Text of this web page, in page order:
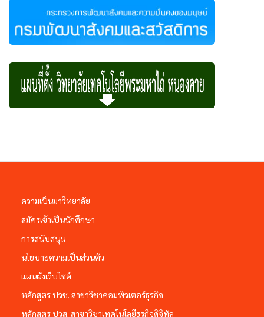
ความเป็นมาวิทยาลัย
สมัครเข้าเป็นนักศึกษา
การสนับสนุน
นโยบายความเป็นส่วนตัว
แผนผังเว็บไซต์
หลักสูตร ปวช. สาขาวิชาคอมพิวเตอร์ธุรกิจ
หลักสูตร ปวส. สาขาวิชาเทคโนโลยีธุรกิจดิจิทัล